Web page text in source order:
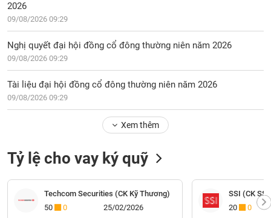
2026
09/08/2026 09:29
Nghị quyết đại hội đồng cổ đông thường niên năm 2026
09/08/2026 09:29
Tài liệu đại hội đồng cổ đông thường niên năm 2026
09/08/2026 09:29
Xem thêm
Tỷ lệ cho vay ký quỹ
Techcom Securities (CK Kỹ Thương)
50
0 25/02/2026
SSI (CK
20
0